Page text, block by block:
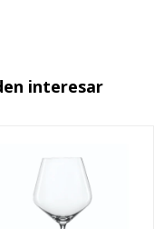
interesar